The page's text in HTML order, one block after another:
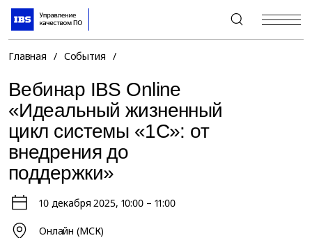
+7 (495) 967-80-80
Главная / События /
Вебинар IBS Online
«Идеальный жизненный
цикл системы «1С»: от
внедрения до
поддержки»
10 декабря 2025, 10:00 – 11:00
Онлайн (МСК)